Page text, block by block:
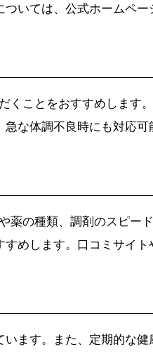
いては、公式ホームペー
くことをおすすめします
な体調不良時にも対応
薬の種類、調剤のスピー
めします。口コミサイト
ます。また、定期的な